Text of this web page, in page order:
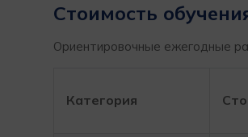
Стоимость
Ориентировочные ежегодные
Категория